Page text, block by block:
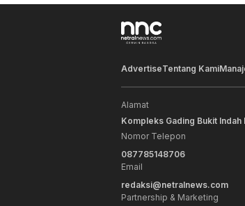
AdvertiseTentang Kami
Alamat
Kompleks Gading Bukit Indah
Nomor Telepon
087785148706
Email
redaksi@netralnews.com
Partnership & Marketing